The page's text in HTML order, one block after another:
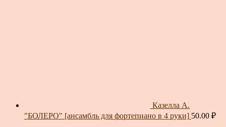
Казелла А.
"БОЛЕРО" [ансамбль для фортепиано в 4 руки] 50.00 ₽